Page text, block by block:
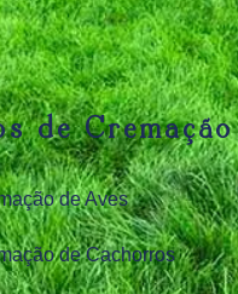
de Cremação
de Aves
de Cachorros